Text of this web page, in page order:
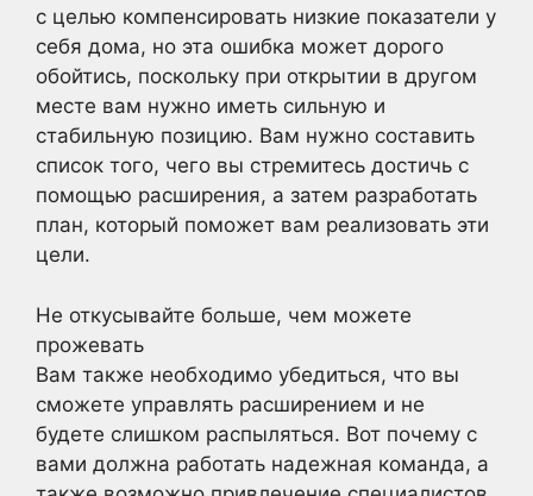
с целью компенсировать низкие показатели у
себя дома, но эта ошибка может дорого
обойтись, поскольку при открытии в другом
месте вам нужно иметь сильную и
стабильную позицию. Вам нужно составить
список того, чего вы стремитесь достичь с
помощью расширения, а затем разработать
план, который поможет вам реализовать эти
цели.
Не откусывайте больше, чем можете
прожевать
Вам также необходимо убедиться, что вы
сможете управлять расширением и не
будете слишком распыляться. Вот почему с
вами должна работать надежная команда, а